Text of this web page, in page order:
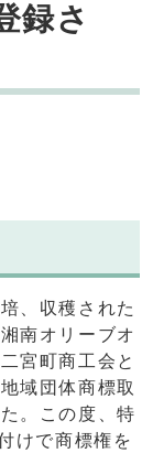
録さ
、収穫された
南オリーブオ
宮町商工会と
域団体商標取
。この度、特
けで商標権を